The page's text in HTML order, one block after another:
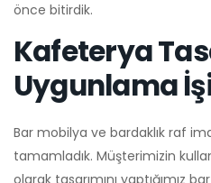
önce bitirdik.
Kafeterya
Uygunlama
Bar mobilya ve bardaklık raf
tamamladık. Müşterimizin